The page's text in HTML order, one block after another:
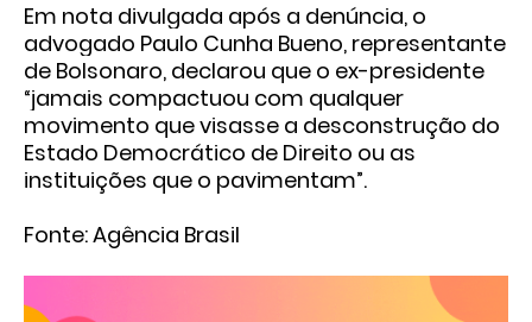
Em nota divulgada após a denúncia, o
advogado Paulo Cunha Bueno, representante
de Bolsonaro, declarou que o ex-presidente
“jamais compactuou com qualquer
movimento que visasse a desconstrução do
Estado Democrático de Direito ou as
instituições que o pavimentam”.
Fonte: Agência Brasil